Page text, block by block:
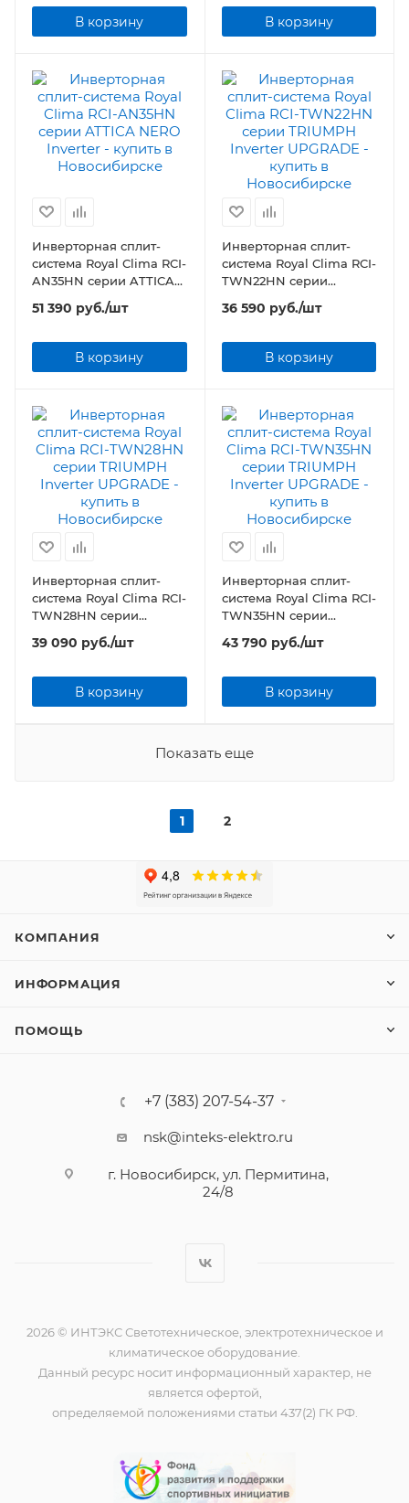
В корзину В корзину
Инверторная сплит-
система Royal Clima RCI-
AN35HN серии ATTICA
NERO Inverter
51 390 руб./шт
В корзину
Инверторная сплит-
система Royal Clima RCI-
TWN22HN серии
TRIUMPH Inverter
UPGRADE
36 590 руб./шт
В корзину
Инверторная сплит-
система Royal Clima RCI-
TWN28HN серии
TRIUMPH Inverter
UPGRADE
39 090 руб./шт
В корзину
Инверторная сплит-
система Royal Clima RCI-
TWN35HN серии
TRIUMPH Inverter
UPGRADE
43 790 руб./шт
В корзину
Показать еще
1 2
КОМПАНИЯ
ИНФОРМАЦИЯ
ПОМОЩЬ
+7 (383) 207-54-37
nsk@inteks-elektro.ru
г. Новосибирск, ул. Пермитина,
24/8
2026 © ИНТЭКС Светотехническое, электротехническое и
климатическое оборудование.
Данный ресурс носит информационный характер, не
является офертой,
определяемой положениями статьи 437(2) ГК РФ.